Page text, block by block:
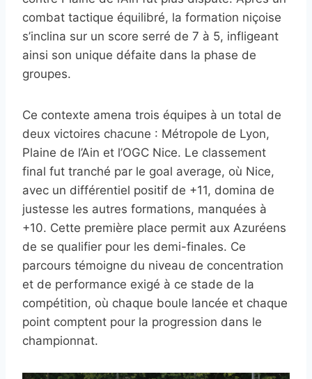
combat tactique équilibré, la formation niçoise
s’inclina sur un score serré de 7 à 5, infligeant
ainsi son unique défaite dans la phase de
groupes.
Ce contexte amena trois équipes à un total de
deux victoires chacune : Métropole de Lyon,
Plaine de l’Ain et l’OGC Nice. Le classement
final fut tranché par le goal average, où Nice,
avec un différentiel positif de +11, domina de
justesse les autres formations, manquées à
+10. Cette première place permit aux Azuréens
de se qualifier pour les demi-finales. Ce
parcours témoigne du niveau de concentration
et de performance exigé à ce stade de la
compétition, où chaque boule lancée et chaque
point comptent pour la progression dans le
championnat.